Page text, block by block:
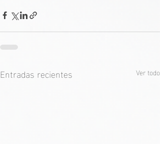
Entradas recientes Ver todo